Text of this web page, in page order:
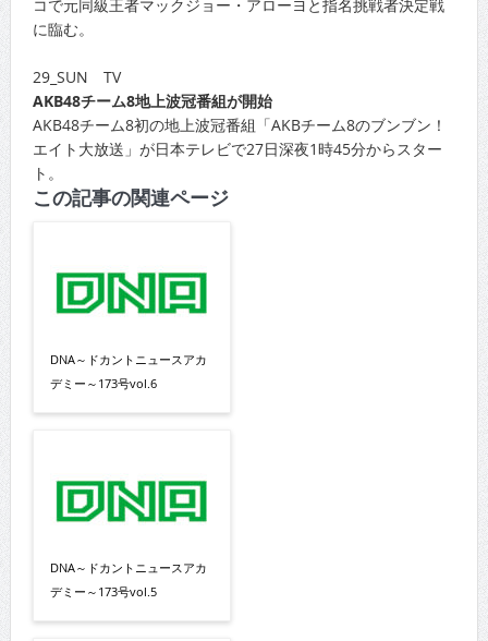
コで元同級王者マックジョー・アローヨと指名挑戦者決定戦
に臨む。
29_SUN TV
AKB48チーム8地上波冠番組が開始
AKB48チーム8初の地上波冠番組「AKBチーム8のブンブン！
エイト大放送」が日本テレビで27日深夜1時45分からスター
ト。
この記事の関連ページ
DNA～ドカントニュースアカ
デミー～173号vol.6
DNA～ドカントニュースアカ
デミー～173号vol.5